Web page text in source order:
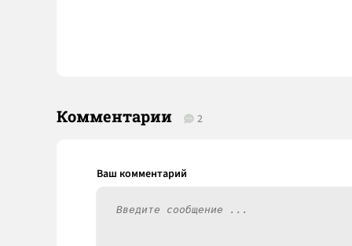
Комментарии 2